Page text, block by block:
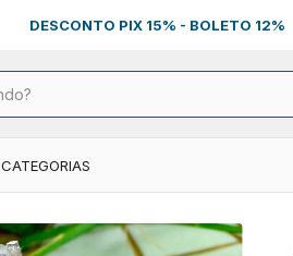
DESCONTO PIX 15% - BOLETO 12%
CATEGORIAS